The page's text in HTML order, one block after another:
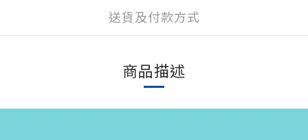
送貨及付款方式
商品描述